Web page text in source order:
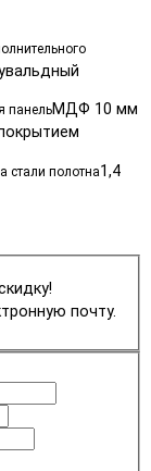
панельМДФ 10 мм
стали полотна1,4
почту.